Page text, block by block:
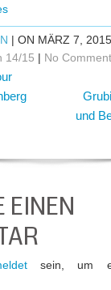
| ON MÄRZ 7, 2015
14/15 | No
und
EINEN
sein, um